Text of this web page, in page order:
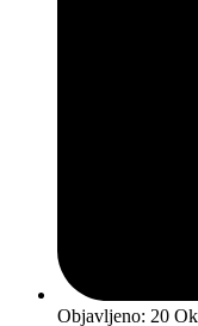
Objavljeno: 20